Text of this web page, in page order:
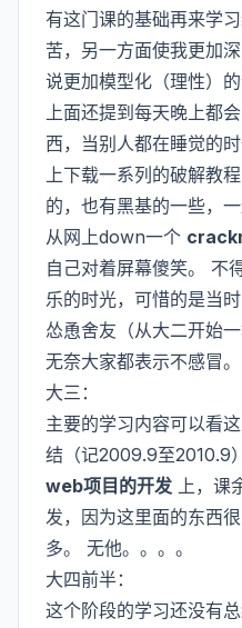
有这门课的基础再来学
苦，另一方面使我更加
说更加模型化（理性）的
上面还提到每天晚上都
西，当别人都在睡觉的
上下载一系列的破解教
的，也有黑基的一些，
从网上down一个
自己对着屏幕傻笑。 不
乐的时光，可惜的是当
怂恿舍友（从大二开始
无奈大家都表示不感冒。
大三：
主要的学习内容可以看这
结（记2009.9至2010.9）
web项目的开发 上，课
发，因为这里面的东西
多。 无他。。。。
大四前半：
这个阶段的学习还没有